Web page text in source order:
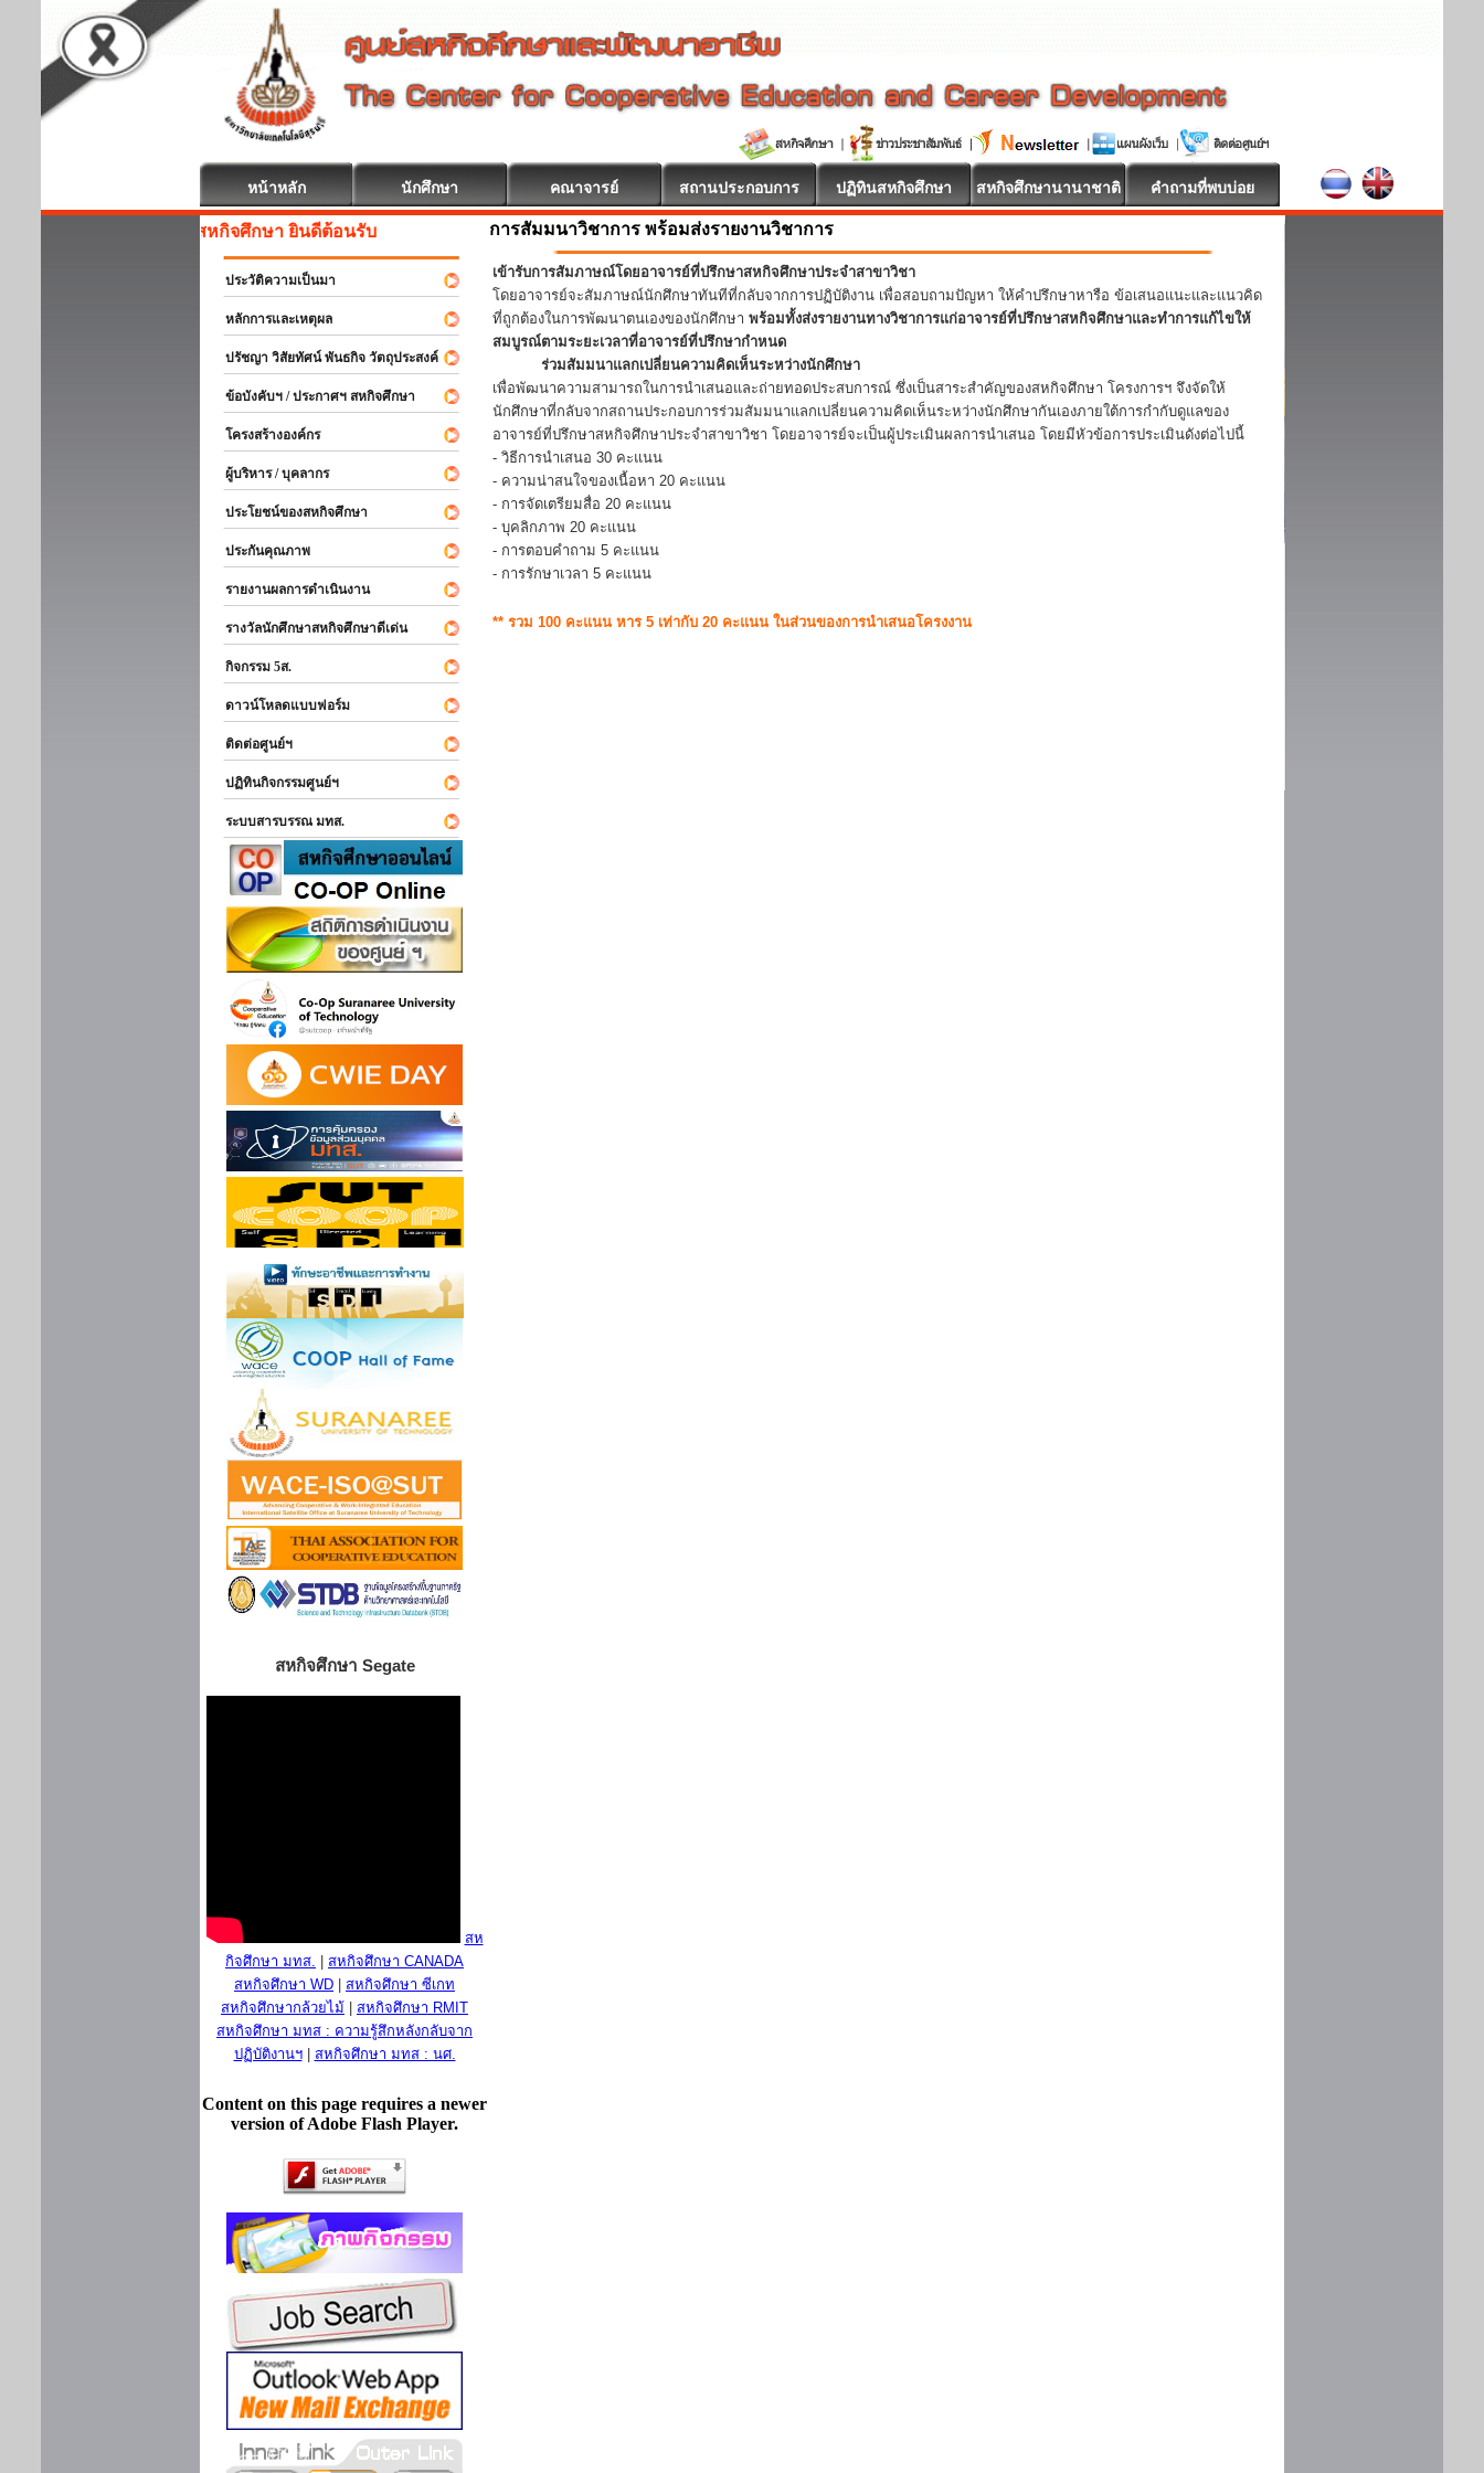
หน้าหลัก นักศึกษา คณาจารย์ สถานประกอบการ ปฏิทินสหกิจศึกษา สหกิจศึกษานานาชาติ คำถามที่พบบ่อย
สหกิจศึกษา ยินดีต้อนรับ
ประวัติความเป็นมา
หลักการและเหตุผล
ปรัชญา วิสัยทัศน์ พันธกิจ วัตถุประสงค์
ข้อบังคับฯ / ประกาศฯ สหกิจศึกษา
โครงสร้างองค์กร
ผู้บริหาร / บุคลากร
ประโยชน์ของสหกิจศึกษา
ประกันคุณภาพ
รายงานผลการดำเนินงาน
รางวัลนักศึกษาสหกิจศึกษาดีเด่น
กิจกรรม 5ส.
ดาวน์โหลดแบบฟอร์ม
ติดต่อศูนย์ฯ
ปฏิทินกิจกรรมศูนย์ฯ
ระบบสารบรรณ มทส.
สหกิจศึกษา Segate
สห
กิจศึกษา มทส.
สหกิจศึกษา CANADA
สหกิจศึกษา WD
สหกิจศึกษา ซีเกท
สหกิจศึกษากล้วยไม้
สหกิจศึกษา RMIT
สหกิจศึกษา มทส : ความรู้สึกหลังกลับจาก
ปฏิบัติงานฯ| สหกิจศึกษา มทส : นศ.
Content on this page requires a newer
version of Adobe Flash Player.
การสัมมนาวิชาการ พร้อมส่งรายงานวิชาการ
เข้ารับการสัมภาษณ์โดยอาจารย์ที่ปรึกษาสหกิจศึกษาประจำสาขาวิชา
โดยอาจารย์จะสัมภาษณ์นักศึกษาทันทีที่กลับจากการปฏิบัติงาน เพื่อสอบถามปัญหา ให้คำปรึกษาหารือ ข้อเสนอแนะและแนวคิด
ที่ถูกต้องในการพัฒนาตนเองของนักศึกษา พร้อมทั้งส่งรายงานทางวิชาการแก่อาจารย์ที่ปรึกษาสหกิจศึกษาและทำการแก้ไขให้
สมบูรณ์ตามระยะเวลาที่อาจารย์ที่ปรึกษากำหนด
ร่วมสัมมนาแลกเปลี่ยนความคิดเห็นระหว่างนักศึกษา
เพื่อพัฒนาความสามารถในการนำเสนอและถ่ายทอดประสบการณ์ ซึ่งเป็นสาระสำคัญของสหกิจศึกษา โครงการฯ จึงจัดให้
นักศึกษาที่กลับจากสถานประกอบการร่วมสัมมนาแลกเปลี่ยนความคิดเห็นระหว่างนักศึกษากันเองภายใต้การกำกับดูแลของ
อาจารย์ที่ปรึกษาสหกิจศึกษาประจำสาขาวิชา โดยอาจารย์จะเป็นผู้ประเมินผลการนำเสนอ โดยมีหัวข้อการประเมินดังต่อไปนี้
- วิธีการนำเสนอ 30 คะแนน
- ความน่าสนใจของเนื้อหา 20 คะแนน
- การจัดเตรียมสื่อ 20 คะแนน
- บุคลิกภาพ 20 คะแนน
- การตอบคำถาม 5 คะแนน
- การรักษาเวลา 5 คะแนน
** รวม 100 คะแนน หาร 5 เท่ากับ 20 คะแนน ในส่วนของการนำเสนอโครงงาน